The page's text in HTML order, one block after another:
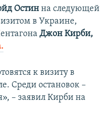
Остин на следующей
в Украине,
Джон Кирби,
к визиту в
Среди остановок –
– заявил Кирби на